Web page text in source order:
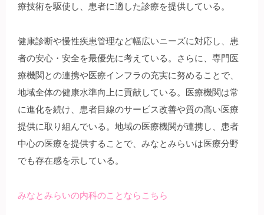
療技術を駆使し、患者に適した診療を提供している。
健康診断や慢性疾患管理など幅広いニーズに対応し、患
者の安心・安全を最優先に考えている。さらに、専門医
療機関との連携や医療インフラの充実に努めることで、
地域全体の健康水準向上に貢献している。医療機関は常
に進化を続け、患者目線のサービス改善や質の高い医療
提供に取り組んでいる。地域の医療機関が連携し、患者
中心の医療を提供することで、みなとみらいは医療分野
でも存在感を示している。
みなとみらいの内科のことならこちら